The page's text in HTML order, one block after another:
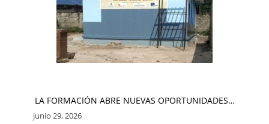
LA FORMACIÓN ABRE NUEVAS OPORTUNIDADES…
junio 29, 2026